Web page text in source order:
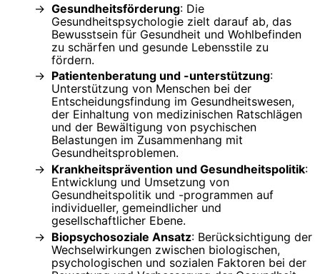
Gesundheitsförderung: Die
Gesundheitspsychologie zielt darauf ab, das
Bewusstsein für Gesundheit und Wohlbefinden
zu schärfen und gesunde Lebensstile zu
fördern.
Patientenberatung und -unterstützung:
Unterstützung von Menschen bei der
Entscheidungsfindung im Gesundheitswesen,
der Einhaltung von medizinischen Ratschlägen
und der Bewältigung von psychischen
Belastungen im Zusammenhang mit
Gesundheitsproblemen.
Krankheitsprävention und Gesundheitspolitik:
Entwicklung und Umsetzung von
Gesundheitspolitik und -programmen auf
individueller, gemeindlicher und
gesellschaftlicher Ebene.
Biopsychosoziale Ansatz: Berücksichtigung der
Wechselwirkungen zwischen biologischen,
psychologischen und sozialen Faktoren bei der